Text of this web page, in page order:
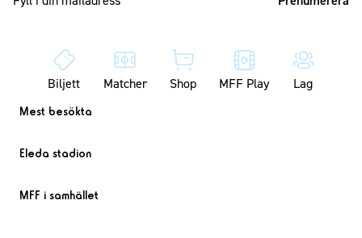
Biljett Matcher Shop MFF Play Lag
Mest besökta
Eleda stadion
MFF i samhället